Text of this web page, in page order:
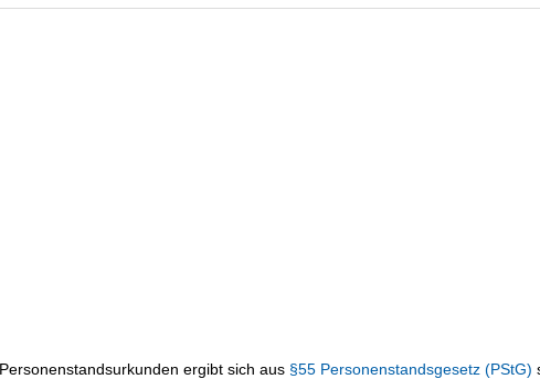
ergibt sich aus §55 Personenstandsgesetz (PStG)